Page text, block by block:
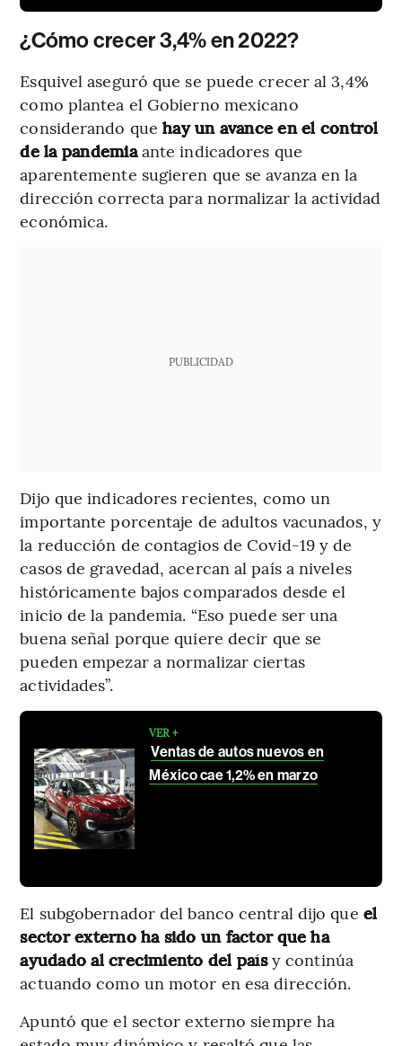
¿Cómo crecer 3,4% en 2022?
Esquivel aseguró que se puede crecer al 3,4%
como plantea el Gobierno mexicano
considerando quehay un avance en el control
de la pandemiaante indicadores que
aparentemente sugieren que se avanza en la
dirección correcta para normalizar la actividad
económica.
PUBLICIDAD
Dijo que indicadores recientes, como un
importante porcentaje de adultos vacunados, y
la reducción de contagios de Covid-19 y de
casos de gravedad, acercan al país a niveles
históricamente bajos comparados desde el
inicio de la pandemia. “Eso puede ser una
buena señal porque quiere decir que se
pueden empezar a normalizar ciertas
actividades”.
VER +
Ventas de autos nuevos en
México cae 1,2% en marzo
El subgobernador del banco central dijo que el
sector externo ha sido un factor que ha
ayudado al crecimiento del paísy continúa
actuando como un motor en esa dirección.
Apuntó que el sector externo siempre ha